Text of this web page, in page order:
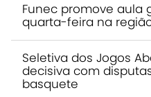
Funec promove aula
quarta-feira na
Seletiva dos Jogos
decisiva com
basquete